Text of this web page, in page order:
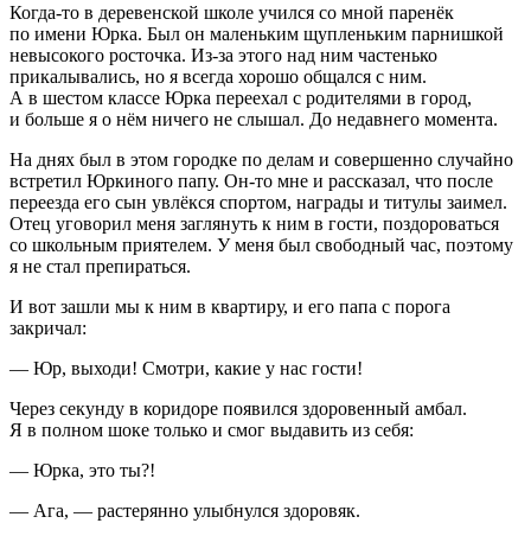
Когда-то в деревенской школе учился со мной паренёк
по имени Юрка. Был он маленьким щупленьким парнишкой
невысокого росточка. Из-за этого над ним частенько
прикалывались, но я всегда хорошо общался с ним.
А в шестом классе Юрка переехал с родителями в город,
и больше я о нём ничего не слышал. До недавнего момента.
На днях был в этом городке по делам и совершенно случайно
встретил Юркиного папу. Он-то мне и рассказал, что после
переезда его сын увлёкся спортом, награды и титулы заимел.
Отец уговорил меня заглянуть к ним в гости, поздороваться
со школьным приятелем. У меня был свободный час, поэтому
я не стал препираться.
И вот зашли мы к ним в квартиру, и его папа с порога
закричал:
— Юр, выходи! Смотри, какие у нас гости!
Через секунду в коридоре появился здоровенный амбал.
Я в полном шоке только и смог выдавить из себя:
— Юрка, это ты?!
— Ага, — растерянно улыбнулся здоровяк.